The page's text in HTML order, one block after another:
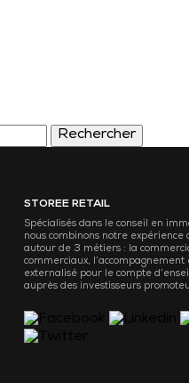
Rechercher
STOREE RETAIL
Spécialisés dans le conseil en
nous combinons notre expérience
autour de 3 métiers : la
commerciaux,
externalisé pour le compte
auprès des investisseurs